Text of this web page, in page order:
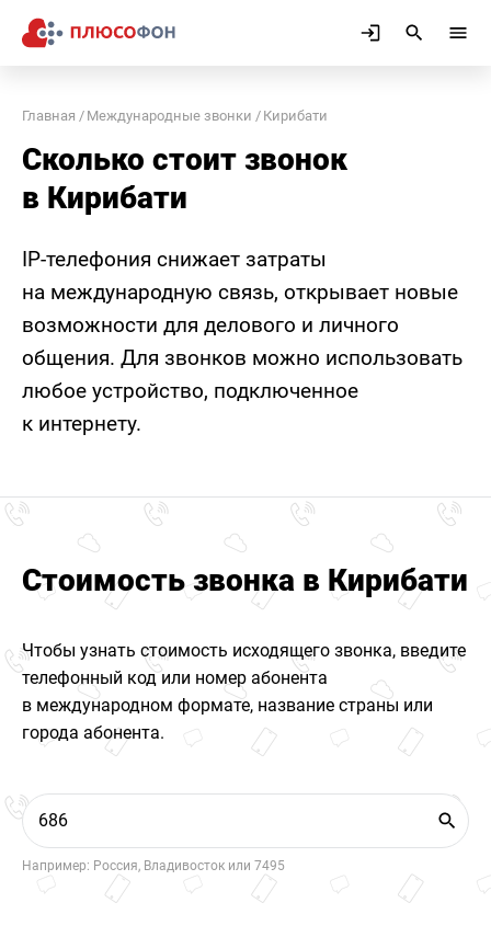
Главная Международные звонки Кирибати
Сколько стоит звонок
в Кирибати
IP-телефония снижает затраты
на международную связь, открывает новые
возможности для делового и личного
общения. Для звонков можно использовать
любое устройство, подключенное
к интернету.
Стоимость звонка в Кирибати
Чтобы узнать стоимость исходящего звонка, введите
телефонный код или номер абонента
в международном формате, название страны или
города абонента.
Например: Россия, Владивосток или 7495